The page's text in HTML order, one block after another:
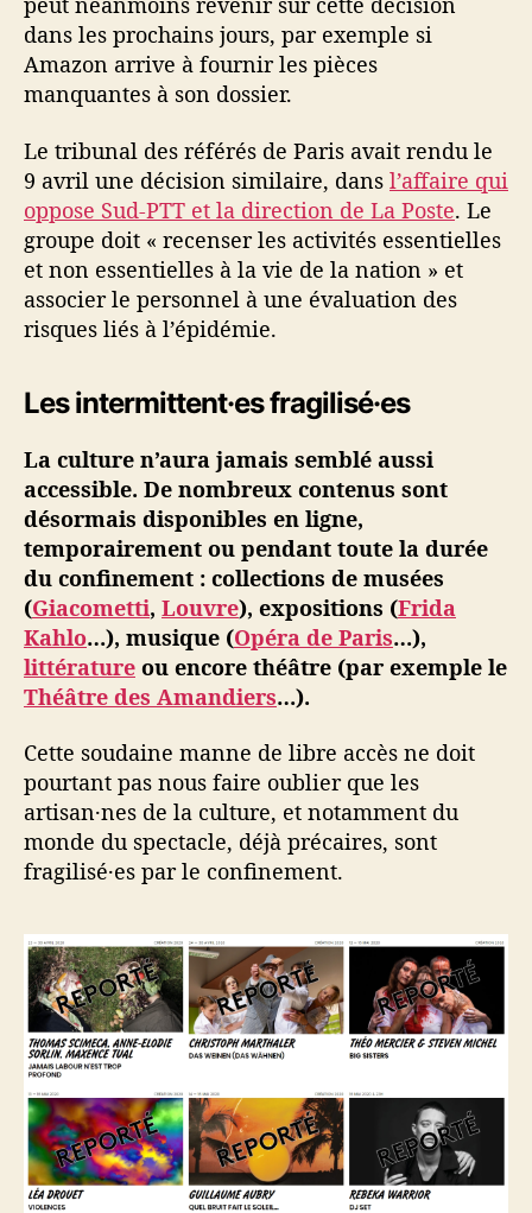
dans les prochains jours, par exemple si
Amazon arrive à fournir les pièces
manquantes à son dossier.
Le tribunal des référés de Paris avait rendu le
9 avril une décision similaire, dans l’affaire qui
oppose Sud-PTT et la direction de La Poste. Le
groupe doit « recenser les activités essentielles
et non essentielles à la vie de la nation » et
associer le personnel à une évaluation des
risques liés à l’épidémie.
Les intermittent·es fragilisé·es
La culture n’aura jamais semblé aussi
accessible. De nombreux contenus sont
désormais disponibles en ligne,
temporairement ou pendant toute la durée
du confinement : collections de musées
(Giacometti, Louvre), expositions (Frida
Kahlo…), musique (Opéra de Paris…),
littérature ou encore théâtre (par exemple le
Théâtre des Amandiers…).
Cette soudaine manne de libre accès ne doit
pourtant pas nous faire oublier que les
artisan·nes de la culture, et notamment du
monde du spectacle, déjà précaires, sont
fragilisé·es par le confinement.